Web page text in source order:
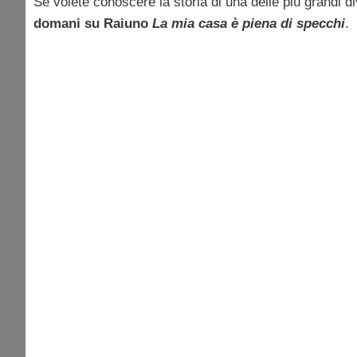
domani su Raiuno La mia casa è piena di specchi.